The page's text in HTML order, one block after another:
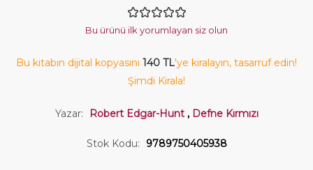
Bu ürünü ilk yorumlayan siz olun
Bu kitabın dijital kopyasını 140 TL'ye kiralayın, tasarruf edin!
Şimdi Kirala!
Yazar: Robert Edgar-Hunt , Defne Kırmızı
Stok Kodu: 9789750405938